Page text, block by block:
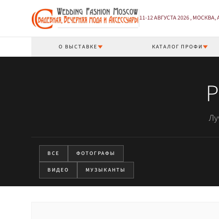
11-12 АВГУСТА 2026 , МОСКВА,
О ВЫСТАВКЕ КАТАЛОГ ПРОФИ
ВСЕ ФОТОГРАФЫ
ВИДЕО МУЗЫКАНТЫ